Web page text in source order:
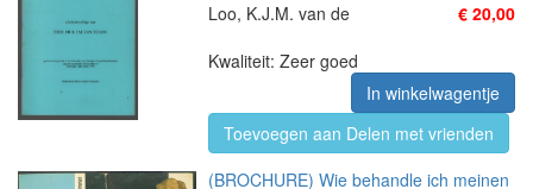
Loo, K.J.M. van de
€ 20,00
Kwaliteit: Zeer goed
In winkelwagentje
Toevoegen aan Delen met vrienden
(BROCHURE) Wie behandle ich meinen